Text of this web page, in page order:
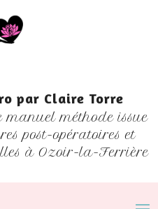
par Claire Torre
méthode issue
post-opératoires et
à Ozoir-la-Ferrière